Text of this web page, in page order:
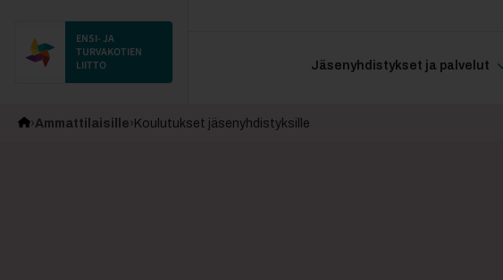
ENSI- JA
TURVAKOTIEN
LIITTO
Jäsenyhdistykset ja palvelut
Ammattilaisille Koulutukset jäsenyhdistyksille